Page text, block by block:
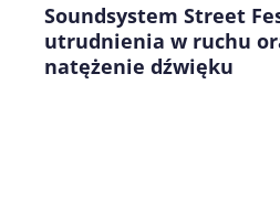
Soundsystem Street
utrudnienia w ruchu
natężenie dźwięku